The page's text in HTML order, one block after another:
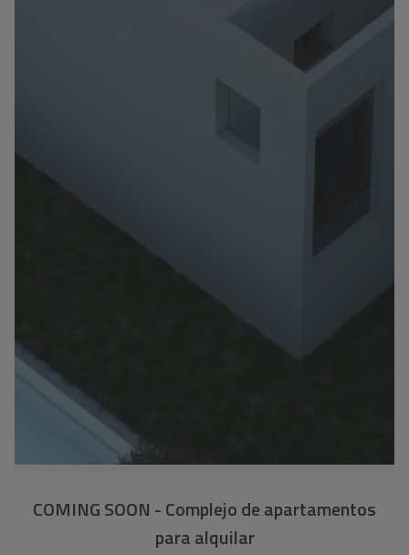
COMING SOON - Complejo de apartamentos
para alquilar